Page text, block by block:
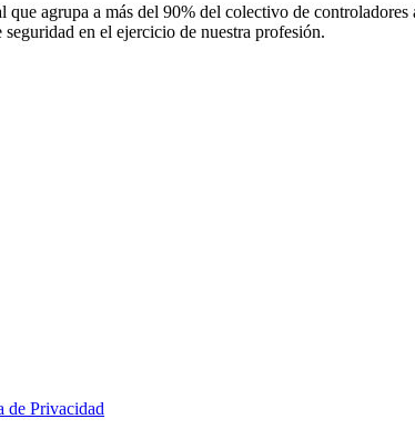
agrupa a más del 90% del colectivo de
en el ejercicio de nuestra profesión.
de Privacidad